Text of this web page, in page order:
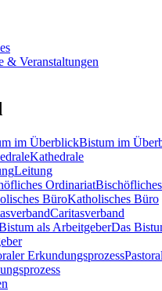
& Veranstaltungen
Bistum im
Kathedrale
Leitung
Katholisches Büro
Caritasverband
Das